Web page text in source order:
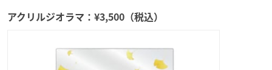
アクリルジオラマ：¥3,500（税込）